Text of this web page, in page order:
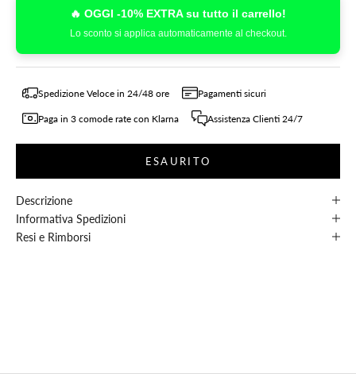
🔥 OGGI -10% EXTRA su tutto il carrello!
Lo sconto si applica automaticamente al checkout.
Spedizione Veloce in 24/48 ore Pagamenti sicuri
Paga in 3 comode rate con Klarna Assistenza Clienti 24/7
ESAURITO
Descrizione
Informativa Spedizioni
Resi e Rimborsi